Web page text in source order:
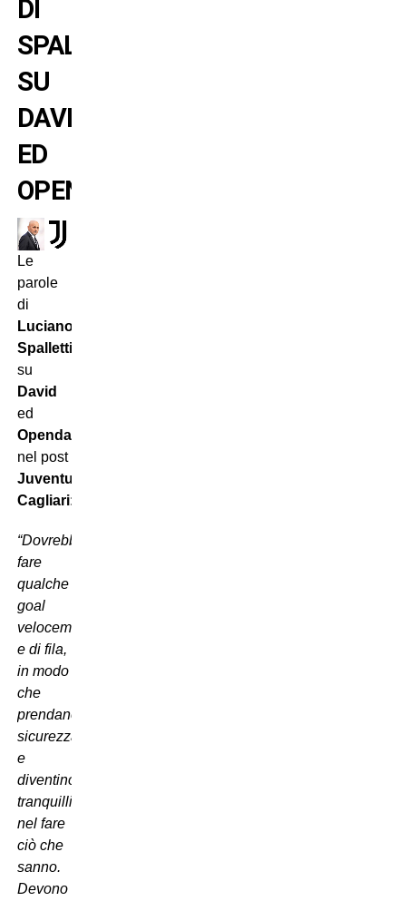
DI
SPALLETTI
SU
DAVID
ED
OPENDA
Le
parole
di
Luciano
Spalletti
su
David
ed
Openda
nel post
Juventus-
Cagliari:
“Dovrebbero
fare
qualche
goal
velocemente
e di fila,
in modo
che
prendano
sicurezza
e
diventino
tranquilli
nel fare
ciò che
sanno.
Devono